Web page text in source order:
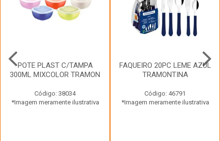
POTE PLAST C/TAMPA
300ML MIXCOLOR TRAMON
Código: 38034
*Imagem meramente ilustrativa
FAQUEIRO 20PC LEME AZUL
TRAMONTINA
Código: 46791
*Imagem meramente ilustrativa